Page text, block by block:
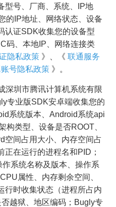
型号、厂商、系统、IP地
的IP地址、网络状态、设备
认证SDK收集您的设备型
码、本地IP、网络连接类
隐私政策 》、《 联通服务
号隐私政策 》。
深圳市腾讯计算机系统有限
专业版SDK安卓端收集您的
系统版本、Android系统api
构类型、设备是否ROOT、
空间占用大小、内存空间占
正在运行的进程名和PID；
系统名称及版本、操作系
属性、内存剩余空间、
行时收集状态（进程所占内
越狱、地区编码；Bugly专